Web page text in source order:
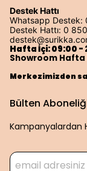
Destek Hattı
Whatsapp
Destek Hattı: 0
Hafta İçi: 09:00 -
Showroom Hafta
Merkezimizden
Bülten
Kampanyalardan